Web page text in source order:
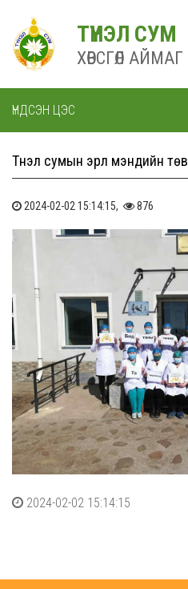
ТҮНЭЛ СУМ
ХӨВСГӨЛ АЙМАГ
ҮНДСЭН ЦЭС
Түнэл сумын эрүүл мэндийн төв
2024-02-02 15:14:15, 876
2024-02-02 15:14:15